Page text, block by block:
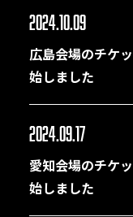
2024.10.09
広島会場のチケ
始しました
2024.09.17
愛知会場のチケ
始しました